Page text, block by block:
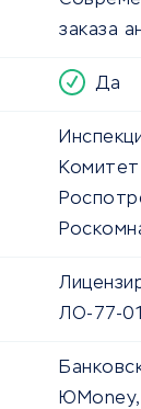
заказа
Да
ЛО-77-
ЮMoney,